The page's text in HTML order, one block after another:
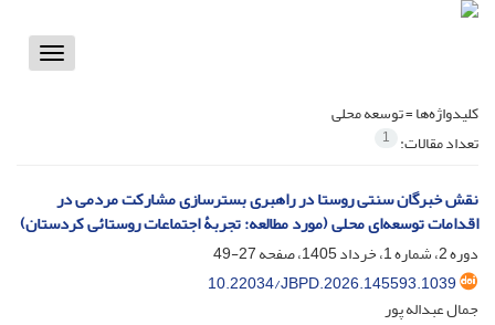
Toggle
کلیدواژه‌ها =توسعه محلی
تعداد مقالات: 1
نقش خبرگان سنتی روستا در راهبری بسترسازی مشارکت مردمی در
اقدامات توسعه‌ای محلی (مورد مطالعه: تجربۀ اجتماعات روستائی کردستان)
دوره 2، شماره 1، خرداد 1405، صفحه
27-49
10.22034/JBPD.2026.145593.1039
جمال عبداله پور